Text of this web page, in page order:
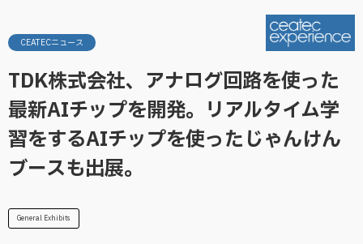
CEATECニュース
TDK株式会社、アナログ回路を使った
最新AIチップを開発。リアルタイム学
習をするAIチップを使ったじゃんけん
ブースも出展。
General Exhibits